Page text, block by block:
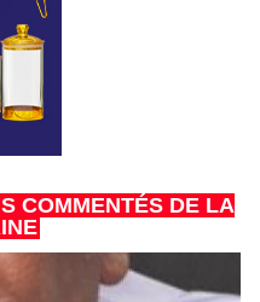
COMMENTÉS DE LA